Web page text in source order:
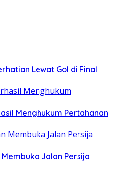
Lewat Gol di Final
Menghukum Pertahanan
Jalan Persija